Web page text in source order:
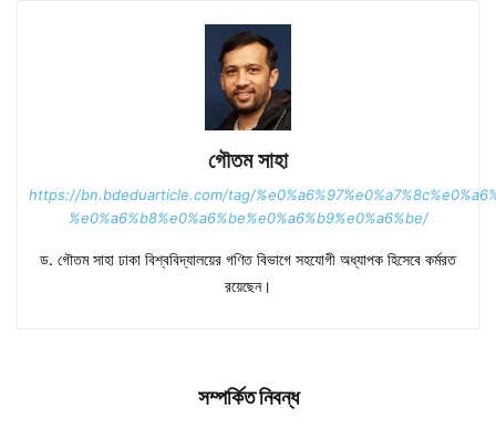
গৌতম সাহা
https://bn.bdeduarticle.com/tag/
%e0%a6%b8%e0%a6%be%e0%a6%b9%e0%a6%be/
ড. গৌতম সাহা ঢাকা বিশ্ববিদ্যালয়ের গণিত বিভাগে সহযোগী অধ্যাপক হিসেবে কর্মরত
রয়েছেন।
সম্পর্কিত নিবন্ধ